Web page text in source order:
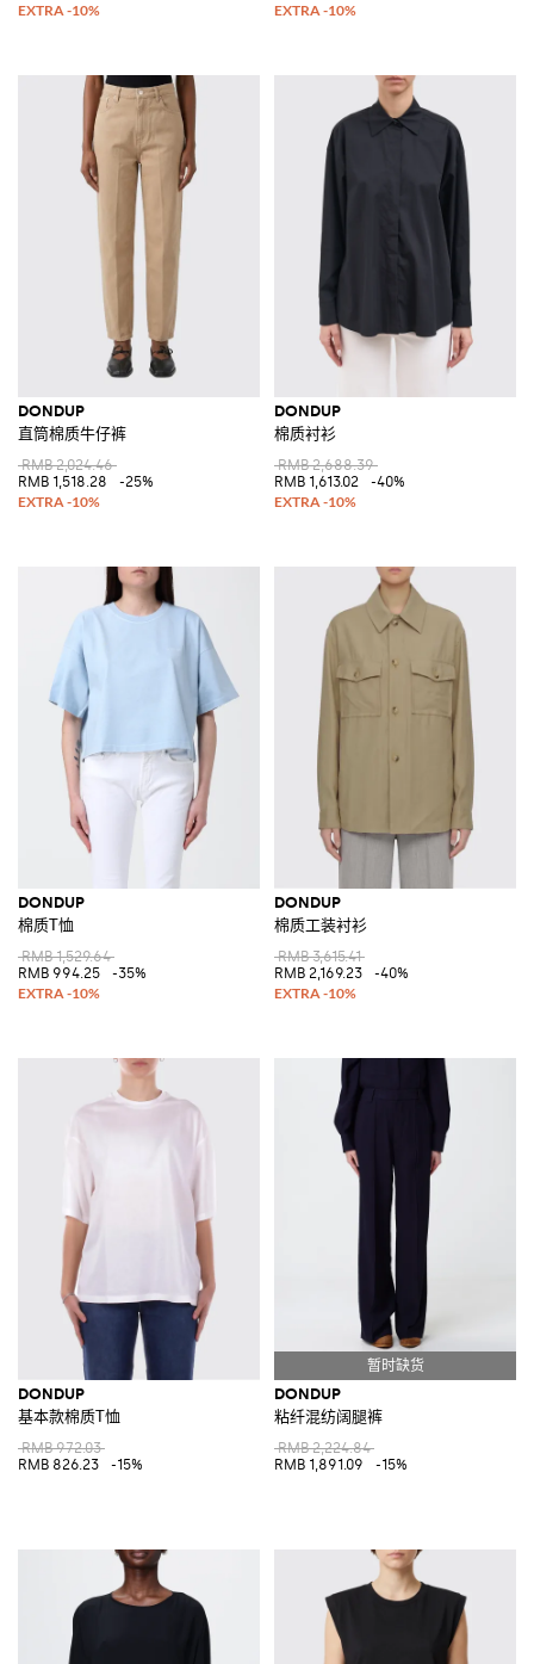
DONDUP
直筒棉质牛仔裤
RMB 2,024.46
RMB 1,518.28
-25%
DONDUP
棉质衬衫
RMB 2,688.39
RMB 1,613.02
-40%
DONDUP
棉质T恤
RMB 1,529.64
RMB 994.25
-35%
DONDUP
棉质工装衬衫
RMB 3,615.41
RMB 2,169.23
-40%
DONDUP
基本款棉质T恤
RMB 972.03
RMB 826.23
-15%
DONDUP
粘纤混纺阔腿裤
RMB 2,224.84
RMB 1,891.09
-15%